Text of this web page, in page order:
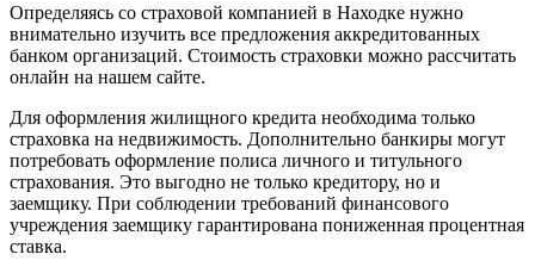
Определяясь со страховой компанией в Находке нужно
внимательно изучить все предложения аккредитованных
банком организаций. Стоимость страховки можно рассчитать
онлайн на нашем сайте.
Для оформления жилищного кредита необходима только
страховка на недвижимость. Дополнительно банкиры могут
потребовать оформление полиса личного и титульного
страхования. Это выгодно не только кредитору, но и
заемщику. При соблюдении требований финансового
учреждения заемщику гарантирована пониженная процентная
ставка.